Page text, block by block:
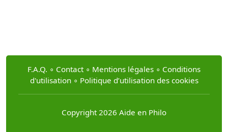
F.A.Q. ∘ Contact ∘ Mentions légales ∘ Conditions
d'utilisation∘ Politique d’utilisation des cookies
Copyright 2026 Aide en Philo